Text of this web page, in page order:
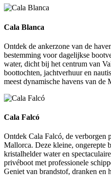
Cala Blanca
Cala Blanca
Ontdek de ankerzone van de
bestemming voor dagelijkse
water, dicht bij het centrum van
boottochten, jachtverhuur en
meest dynamische havens van de
Cala Falcó
Cala Falcó
Ontdek Cala Falcó, de verborgen
Mallorca. Deze kleine, ongerepte
kristalhelder water en
privéboot met professionele
Geniet van brandstof, dranken en